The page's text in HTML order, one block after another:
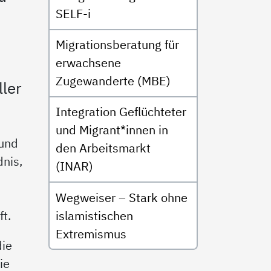
SELF-i
Migrationsberatung für
erwachsene
Zugewanderte (MBE)
Integration Geflüchteter
und Migrant*innen in
den Arbeitsmarkt
(INAR)
Wegweiser – Stark ohne
islamistischen
Extremismus